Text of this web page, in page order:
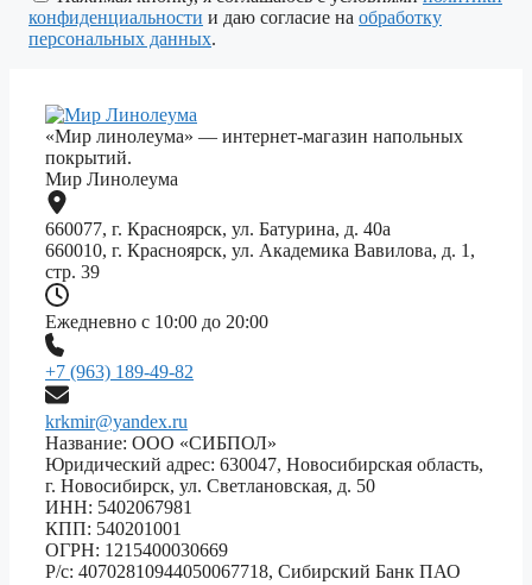
пустым.
конфиденциальности и даю согласие на обработку
персональных данных.
«Мир линолеума» — интернет-магазин напольных
покрытий.
Мир Линолеума
660077, г. Красноярск, ул. Батурина, д. 40а
660010, г. Красноярск, ул. Академика Вавилова, д. 1,
стр. 39
Ежедневно с 10:00 до 20:00
+7 (963) 189-49-82
krkmir@yandex.ru
Название: ООО «СИБПОЛ»
Юридический адрес: 630047, Новосибирская область,
г. Новосибирск, ул. Светлановская, д. 50
ИНН: 5402067981
КПП: 540201001
ОГРН: 1215400030669
Р/с: 40702810944050067718, Сибирский Банк ПАО